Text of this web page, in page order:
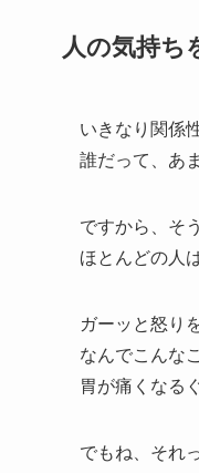
人の気持ち
いきなり関係
誰だって、あ
ですから、そ
ほとんどの人
ガーッと怒り
なんでこんな
胃が痛くなる
でもね、それ